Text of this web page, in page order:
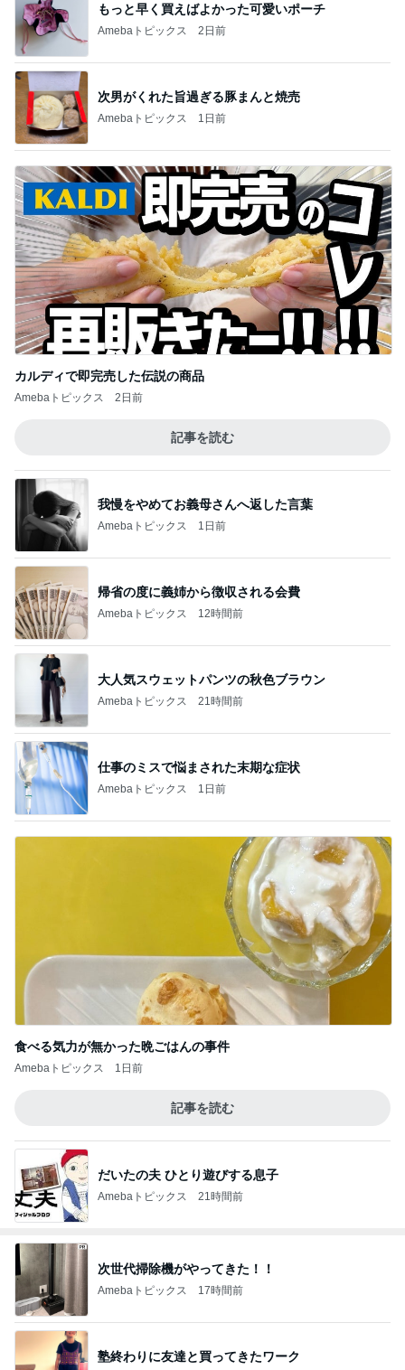
もっと早く買えばよかった可愛いポーチ
Amebaトピックス 2日前
次男がくれた旨過ぎる豚まんと焼売
Amebaトピックス 1日前
カルディで即完売した伝説の商品
Amebaトピックス 2日前
記事を読む
我慢をやめてお義母さんへ返した言葉
Amebaトピックス 1日前
帰省の度に義姉から徴収される会費
Amebaトピックス 12時間前
大人気スウェットパンツの秋色ブラウン
Amebaトピックス 21時間前
仕事のミスで悩まされた末期な症状
Amebaトピックス 1日前
食べる気力が無かった晩ごはんの事件
Amebaトピックス 1日前
記事を読む
だいたの夫 ひとり遊びする息子
Amebaトピックス 21時間前
次世代掃除機がやってきた！！
Amebaトピックス 17時間前
塾終わりに友達と買ってきたワーク